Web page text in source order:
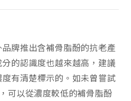
牌推出含補骨脂酚的抗老產
的認識度也越來越高，建議
有清楚標示的。如未曾嘗試
可以從濃度較低的補骨脂酚